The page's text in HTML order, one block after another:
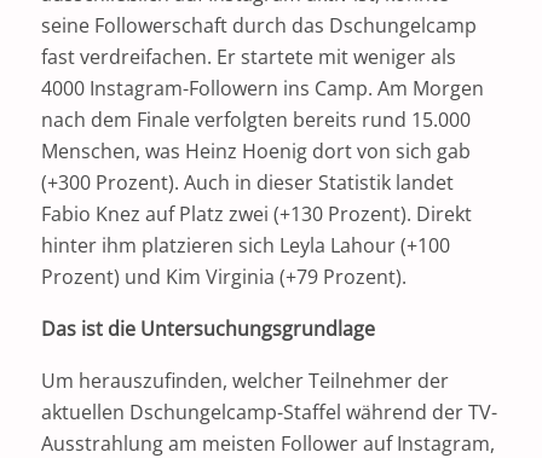
seine Followerschaft durch das Dschungelcamp
fast verdreifachen. Er startete mit weniger als
4000 Instagram-Followern ins Camp. Am Morgen
nach dem Finale verfolgten bereits rund 15.000
Menschen, was Heinz Hoenig dort von sich gab
(+300 Prozent). Auch in dieser Statistik landet
Fabio Knez auf Platz zwei (+130 Prozent). Direkt
hinter ihm platzieren sich Leyla Lahour (+100
Prozent) und Kim Virginia (+79 Prozent).
Das ist die Untersuchungsgrundlage
Um herauszufinden, welcher Teilnehmer der
aktuellen Dschungelcamp-Staffel während der TV-
Ausstrahlung am meisten Follower auf Instagram,